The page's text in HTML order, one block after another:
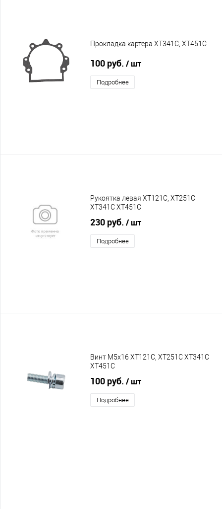
Прокладка картера XT341C, XT451C
100 руб. / шт
Подробнее
Рукоятка левая XT121C, XT251C
XT341C XT451C
230 руб. / шт
Подробнее
Винт М5х16 XT121C, XT251C XT341C
XT451C
100 руб. / шт
Подробнее